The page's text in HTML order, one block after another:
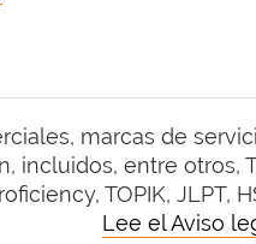
marcas de
incluidos, entre otros,
TOPIK,
Lee el Aviso